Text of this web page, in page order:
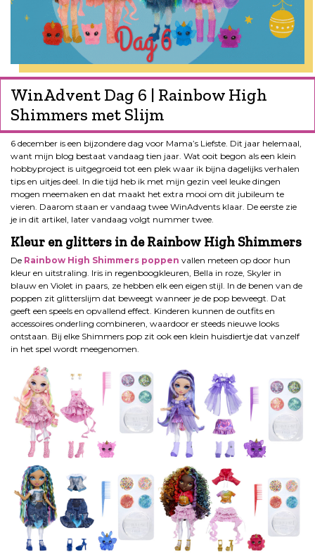
WinAdvent Dag 6 | Rainbow High
Shimmers met Slijm
6 december is een bijzondere dag voor Mama’s Liefste. Dit jaar helemaal,
want mijn blog bestaat vandaag tien jaar. Wat ooit begon als een klein
hobbyproject is uitgegroeid tot een plek waar ik bijna dagelijks verhalen
tips en uitjes deel. In die tijd heb ik met mijn gezin veel leuke dingen
mogen meemaken en dat maakt het extra mooi om dit jubileum te
vieren. Daarom staan er vandaag twee WinAdvents klaar. De eerste zie
je in dit artikel, later vandaag volgt nummer twee.
Kleur en glitters in de Rainbow High Shimmers
De Rainbow High Shimmers poppen vallen meteen op door hun
kleur en uitstraling. Iris in regenboogkleuren, Bella in roze, Skyler in
blauw en Violet in paars, ze hebben elk een eigen stijl. In de benen van de
poppen zit glitterslijm dat beweegt wanneer je de pop beweegt. Dat
geeft een speels en opvallend effect. Kinderen kunnen de outfits en
accessoires onderling combineren, waardoor er steeds nieuwe looks
ontstaan. Bij elke Shimmers pop zit ook een klein huisdiertje dat vanzelf
in het spel wordt meegenomen.